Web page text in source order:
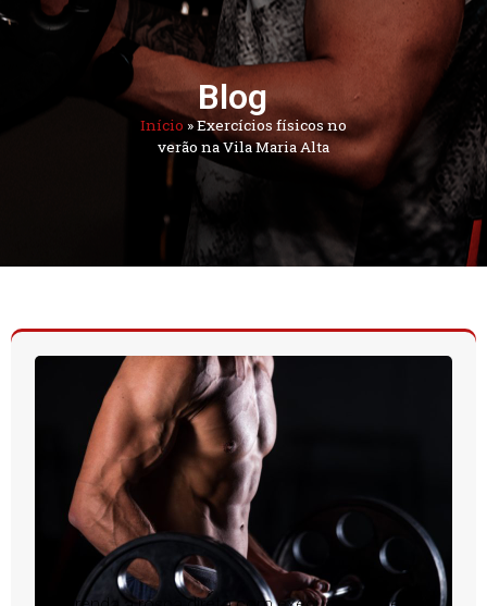
Blog
Início »Exercícios físicos no
verão na Vila Maria Alta